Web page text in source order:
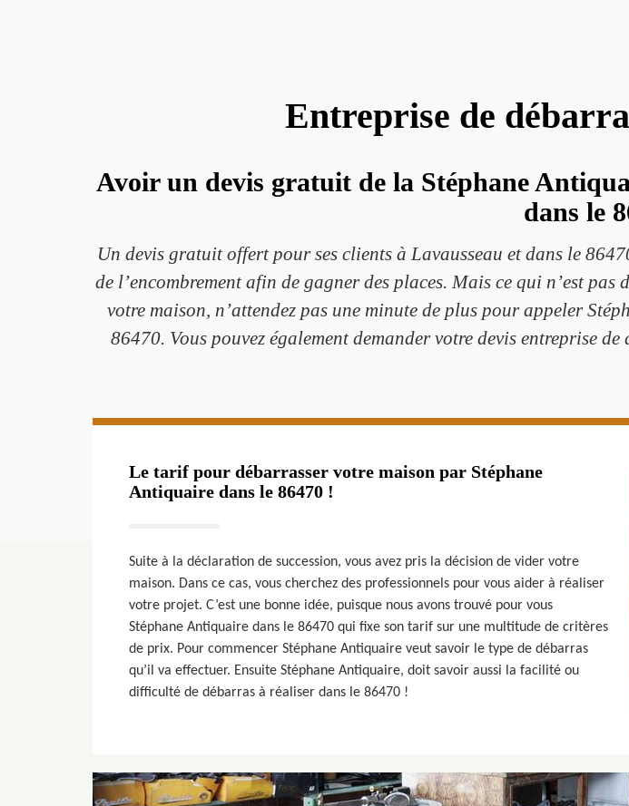
Entreprise de
Avoir un devis gratuit de la Stéphane
dans le
Un devis gratuit offert pour ses clients à Lavausseau et dans le
de l’encombrement afin de gagner des places. Mais ce qui n’est
votre maison, n’attendez pas une minute de plus pour appeler
86470. Vous pouvez également demander votre devis entreprise
Le tarif pour débarrasser votre maison par Stéphane
Antiquaire dans le 86470 !
Suite à la déclaration de succession, vous avez pris la décision de vider votre
maison. Dans ce cas, vous cherchez des professionnels pour vous aider à réaliser
votre projet. C’est une bonne idée, puisque nous avons trouvé pour vous
Stéphane Antiquaire dans le 86470 qui fixe son tarif sur une multitude de critères
de prix. Pour commencer Stéphane Antiquaire veut savoir le type de débarras
qu’il va effectuer. Ensuite Stéphane Antiquaire, doit savoir aussi la facilité ou
difficulté de débarras à réaliser dans le 86470 !